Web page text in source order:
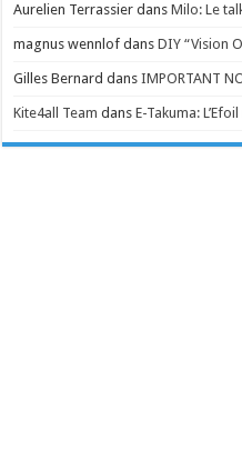
Aurelien Terrassier dansMilo: Le
magnus wennlof dansDIY “Vision
Gilles Bernard dansIMPORTANT
Kite4all Team dansE-Takuma: